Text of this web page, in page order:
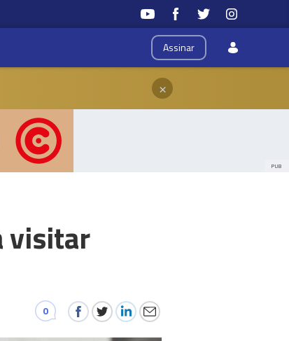
Assinar
×
PUB
visitar
0